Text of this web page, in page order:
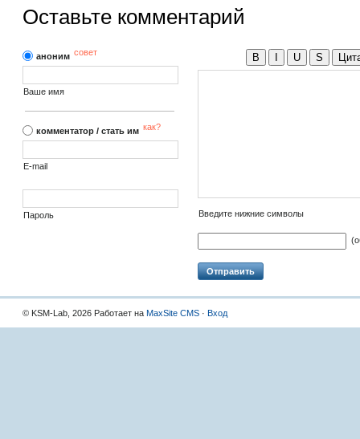
Оставьте комментарий
аноним совет
Ваше имя
комментатор / стать им как?
E-mail
Пароль
B U S
Введите нижние символы
© KSM-Lab, 2026 Работает на MaxSite CMS · Вход